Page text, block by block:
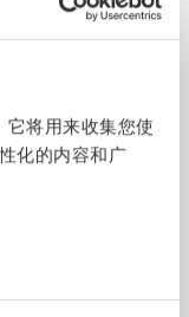
将用来收集您使
化的内容和广
续发展事业群合伙
Sustainability
研究员 Lead
会责任办公室
展总监 Head of